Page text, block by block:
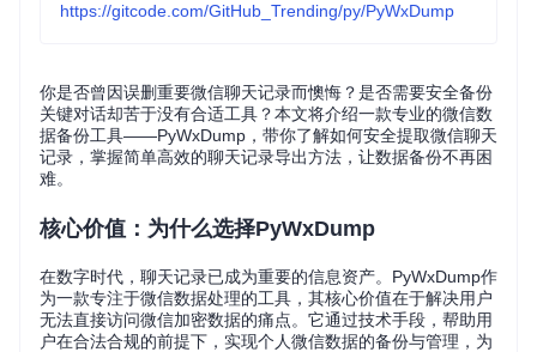
https://gitcode.com/GitHub_Trending/py/PyWxDump
你是否曾因误删重要微信聊天记录而懊悔？是否需要安全备份
关键对话却苦于没有合适工具？本文将介绍一款专业的微信数
据备份工具——PyWxDump，带你了解如何安全提取微信聊天
记录，掌握简单高效的聊天记录导出方法，让数据备份不再困
难。
核心价值：为什么选择PyWxDump
在数字时代，聊天记录已成为重要的信息资产。PyWxDump作
为一款专注于微信数据处理的工具，其核心价值在于解决用户
无法直接访问微信加密数据的痛点。它通过技术手段，帮助用
户在合法合规的前提下，实现个人微信数据的备份与管理，为